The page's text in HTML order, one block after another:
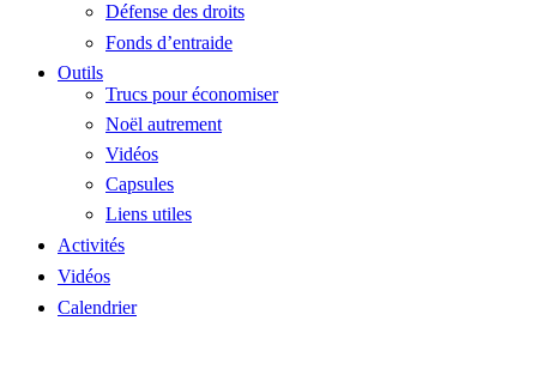
Défense des droits
Fonds d’entraide
Outils
Trucs pour économiser
Noël autrement
Vidéos
Capsules
Liens utiles
Activités
Vidéos
Calendrier